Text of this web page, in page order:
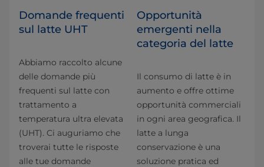
Domande frequenti
sul latte UHT
Abbiamo raccolto alcune
delle domande più
frequenti sul latte con
trattamento a
temperatura ultra elevata
(UHT). Ci auguriamo che
troverai tutte le risposte
alle tue domande
Opportunità
emergenti nella
categoria del latte
Il consumo di latte è in
aumento e offre ottime
opportunità commerciali
in ogni area geografica. Il
latte a lunga
conservazione è una
soluzione pratica ed